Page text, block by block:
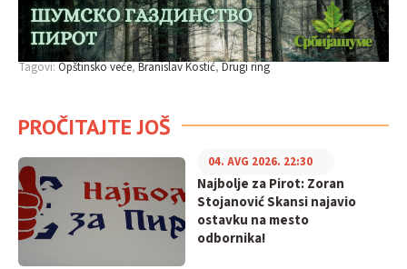
Tagovi:Opštinsko veće Branislav Kostić Drugi ring
PROČITAJTE JOŠ
Najbolje za Pirot: Zoran
Stojanović Skansi najavio
ostavku na mesto
odbornika!
04. AVG 2026. 22:30